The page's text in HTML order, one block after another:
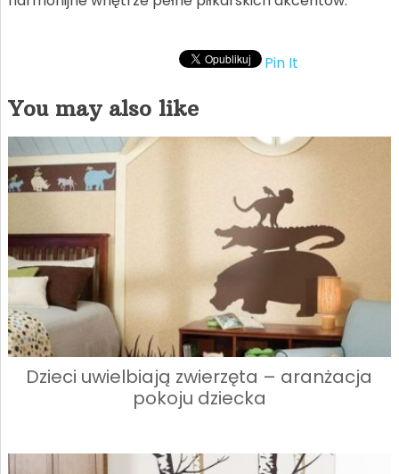
Pin It
You may also like
Dzieci uwielbiają zwierzęta – aranżacja
pokoju dziecka